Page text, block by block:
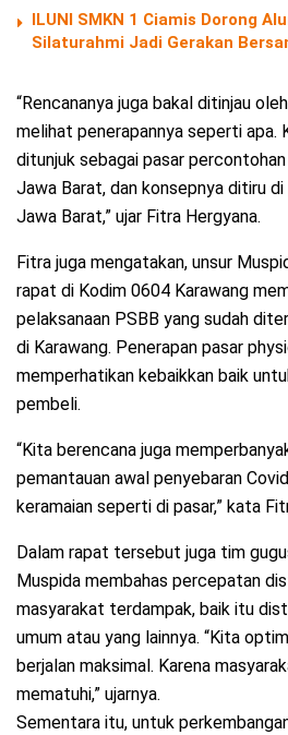
ILUNI SMKN 1 Ciamis Dorong
Silaturahmi Jadi Gerakan
“Rencananya juga bakal ditinjau
melihat penerapannya seperti apa.
ditunjuk sebagai pasar
Jawa Barat, dan konsepnya ditiru
Jawa Barat,” ujar Fitra Hergyana.
Fitra juga mengatakan, unsur
rapat di Kodim 0604 Karawang
pelaksanaan PSBB yang sudah
di Karawang‎. Penerapan pasar
memperhatikan kebaikkan baik
pembeli.
“Kita berencana juga
pemantauan awal penyebaran
keramaian seperti di pasar,” kata
Dalam rapat tersebut juga tim
Muspida membahas percepatan
masyarakat terdampak, baik itu
umum atau yang lainnya. “Kita
berjalan maksimal. Karena
mematuhi,” ujarnya.
Sementara itu, untuk